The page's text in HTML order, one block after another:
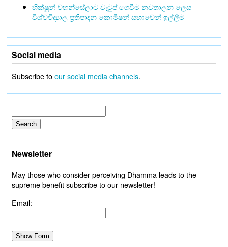
භික්ෂූන් වහන්සේලාට වැටුප් ගෙවීම නවතාලන ලෙස
විශ්වවිද්‍යාල ප්‍රතිපාදන කොමිෂන් සභාවෙන් ඉල්ලීම
Social media
Subscribe toour social media channels.
Newsletter
May those who consider perceiving Dhamma leads to the
supreme benefit subscribe to our newsletter!
Email: